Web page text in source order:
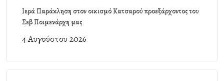
Ιερά Παράκληση στον οικισμό Κατσαρού προεξάρχοντος του
Σεβ Ποιμενάρχη μας
4 Αυγούστου 2026